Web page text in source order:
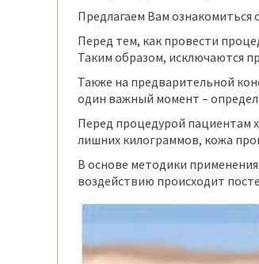
Предлагаем Вам ознакомиться
Перед тем, как провести
Таким образом, исключаются
Также на предварительной
один важный момент –
Перед процедурой пациентам
лишних килограммов, кожа
В основе методики
воздействию происходит